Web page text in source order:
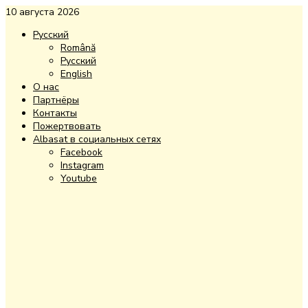
10 августа 2026
Русский
Română
Русский
English
О нас
Партнёры
Контакты
Пожертвовать
Albasat в социальных сетях
Facebook
Instagram
Youtube